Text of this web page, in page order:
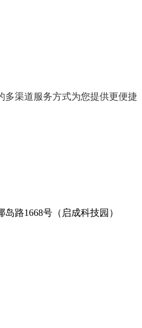
多渠道服务方式为您提供更便捷
路1668号（启成科技园）